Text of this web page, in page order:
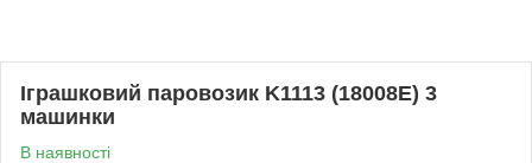
Іграшковий паровозик K1113 (18008E) 3
машинки
В наявності